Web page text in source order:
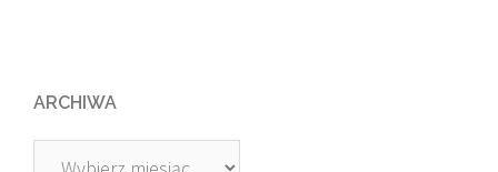
ARCHIWA
Archiwa